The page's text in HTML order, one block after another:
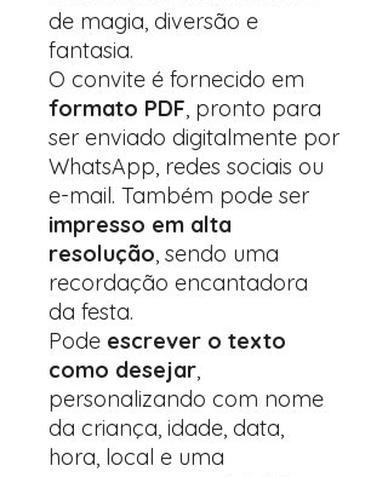
de magia, diversão e
fantasia.
O convite é fornecido em
formato PDF, pronto para
ser enviado digitalmente por
WhatsApp, redes sociais ou
e-mail. Também pode ser
impresso em alta
resolução, sendo uma
recordação encantadora
da festa.
Pode escrever o texto
como desejar,
personalizando com nome
da criança, idade, data,
hora, local e uma